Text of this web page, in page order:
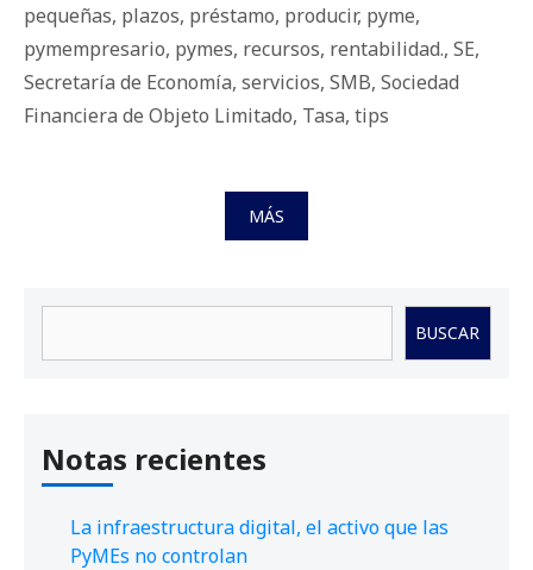
pequeñas, plazos, préstamo, producir, pyme,
pymempresario, pymes, recursos, rentabilidad., SE,
Secretaría de Economía, servicios, SMB, Sociedad
Financiera de Objeto Limitado, Tasa, tips
MÁS
BUSCAR
Notas recientes
La infraestructura digital, el activo que las
PyMEs no controlan